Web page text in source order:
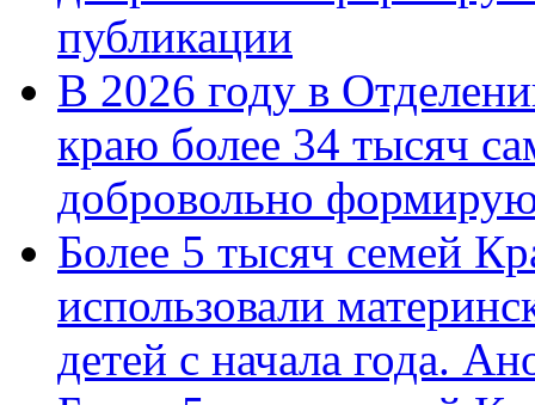
публикации
В 2026 году в
краю более 34 тысяч
добровольно
Более 5 тысяч семей
использовали
детей с начала года.